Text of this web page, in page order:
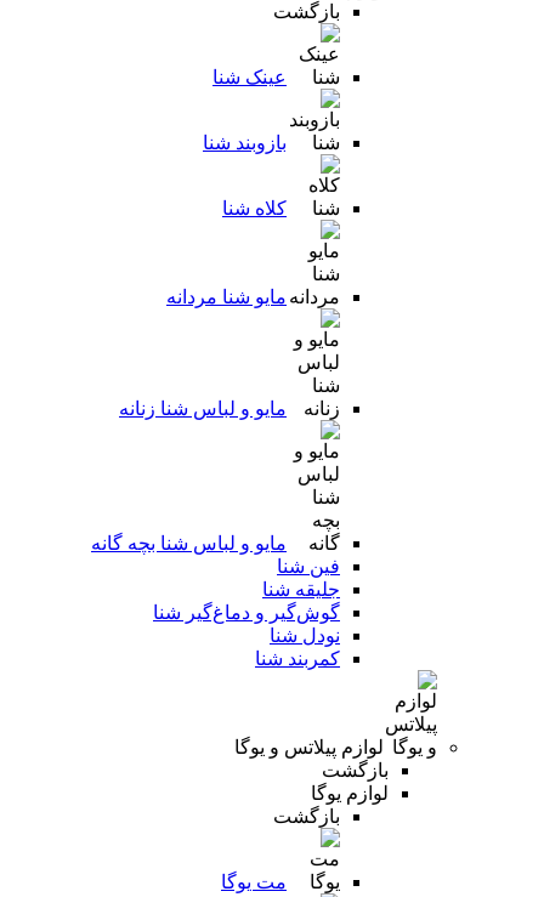
بازگشت
عینک شنا
بازوبند شنا
کلاه شنا
مایو شنا مردانه
مایو و لباس شنا زنانه
مایو و لباس شنا بچه گانه
فین شنا
جلیقه شنا
گوش‌گیر و دماغ‌گیر شنا
نودل شنا
کمربند شنا
لوازم پیلاتس و یوگا
بازگشت
لوازم یوگا
بازگشت
مت یوگا